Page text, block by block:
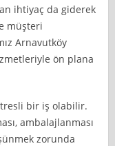
ihtiyaç da giderek
müşteri
Arnavutköy
ön plana
bir iş olabilir.
ambalajlanması
zorunda